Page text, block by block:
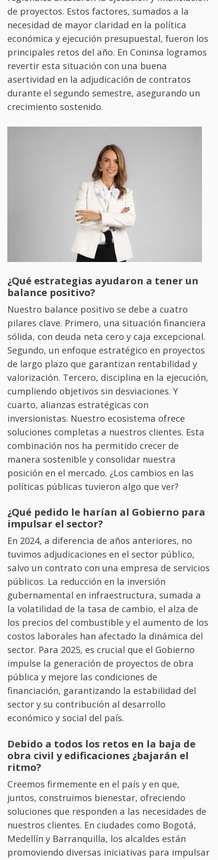
de proyectos. Estos factores, sumados a la
necesidad de mayor claridad en la política
económica y ejecución presupuestal, fueron los
principales retos del año. En Coninsa logramos
revertir esta situación con una buena
asertividad en la adjudicación de contratos
durante el segundo semestre, asegurando un
crecimiento sostenido.
¿Qué estrategias ayudaron a tener un
balance positivo?
Nuestro balance positivo se debe a cuatro
pilares clave. Primero, una situación financiera
sólida, con deuda neta cero y caja excepcional.
Segundo, un enfoque estratégico en proyectos
de largo plazo que garantizan rentabilidad y
valorización. Tercero, disciplina en la ejecución,
cumpliendo objetivos sin desviaciones. Y
cuarto, alianzas estratégicas con
inversionistas. Nuestro ecosistema ofrece
soluciones completas a nuestros clientes. Esta
combinación nos ha permitido crecer de
manera sostenible y consolidar nuestra
posición en el mercado. ¿Los cambios en las
políticas públicas tuvieron algo que ver?
¿Qué pedido le harían al Gobierno para
impulsar el sector?
En 2024, a diferencia de años anteriores, no
tuvimos adjudicaciones en el sector público,
salvo un contrato con una empresa de servicios
públicos. La reducción en la inversión
gubernamental en infraestructura, sumada a
la volatilidad de la tasa de cambio, el alza de
los precios del combustible y el aumento de los
costos laborales han afectado la dinámica del
sector. Para 2025, es crucial que el Gobierno
impulse la generación de proyectos de obra
pública y mejore las condiciones de
financiación, garantizando la estabilidad del
sector y su contribución al desarrollo
económico y social del país.
Debido a todos los retos en la baja de
obra civil y edificaciones ¿bajarán el
ritmo?
Creemos firmemente en el país y en que,
juntos, construimos bienestar, ofreciendo
soluciones que responden a las necesidades de
nuestros clientes. En ciudades como Bogotá,
Medellín y Barranquilla, los alcaldes están
promoviendo diversas iniciativas para impulsar